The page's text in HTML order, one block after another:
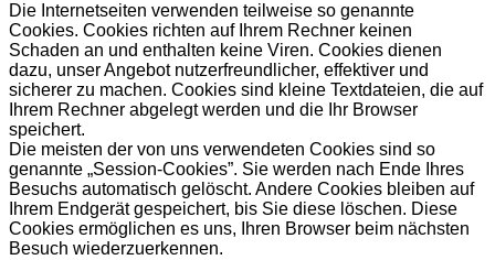
Die Internetseiten verwenden teilweise so genannte
Cookies. Cookies richten auf Ihrem Rechner keinen
Schaden an und enthalten keine Viren. Cookies dienen
dazu, unser Angebot nutzerfreundlicher, effektiver und
sicherer zu machen. Cookies sind kleine Textdateien, die auf
Ihrem Rechner abgelegt werden und die Ihr Browser
speichert.
Die meisten der von uns verwendeten Cookies sind so
genannte „Session-Cookies”. Sie werden nach Ende Ihres
Besuchs automatisch gelöscht. Andere Cookies bleiben auf
Ihrem Endgerät gespeichert, bis Sie diese löschen. Diese
Cookies ermöglichen es uns, Ihren Browser beim nächsten
Besuch wiederzuerkennen.